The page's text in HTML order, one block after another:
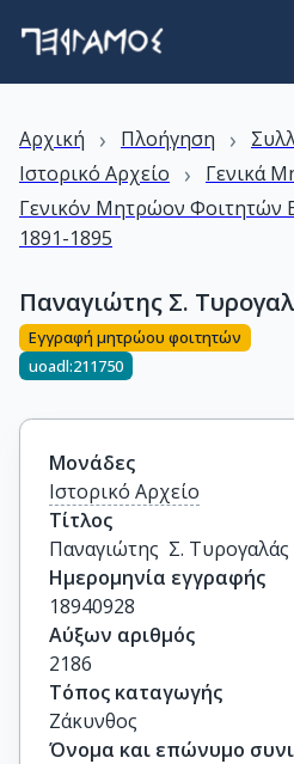
Αρχική › Πλοήγηση ›
Ιστορικό Αρχείο › Γενικά
Γενικόν Μητρώον Φοιτητών
1891-1895
Παναγιώτης Σ.
Εγγραφή μητρώου φοιτητών
uoadl:211750
Μονάδες
Ιστορικό Αρχείο
Τίτλος
Παναγιώτης  Σ. Τυρογαλάς
Ημερομηνία εγγραφής
18940928
Αύξων αριθμός
2186
Τόπος καταγωγής
Ζάκυνθος
Όνομα και επώνυμο